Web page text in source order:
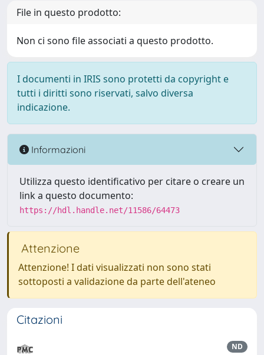
File in questo prodotto:
Non ci sono file associati a questo prodotto.
I documenti in IRIS sono protetti da copyright e
tutti i diritti sono riservati, salvo diversa
indicazione.
Informazioni
Utilizza questo identificativo per citare o creare un
link a questo documento:
https://hdl.handle.net/11586/64473
Attenzione
Attenzione! I dati visualizzati non sono stati
sottoposti a validazione da parte dell'ateneo
Citazioni
ND